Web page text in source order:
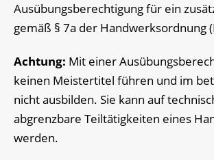
Ausübungsberechtigung für ein
gemäß § 7a der Handwerksordnung
Achtung: Mit einer
keinen Meistertitel führen und im
nicht ausbilden. Sie kann auf
abgrenzbare Teiltätigkeiten eines
werden.